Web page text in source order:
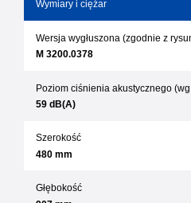
Wymiary i ciężar
Wersja wygłuszona (zgodnie z
M 3200.0378
Poziom ciśnienia akustycznego
59 dB(A)
Szerokość
480 mm
Głębokość